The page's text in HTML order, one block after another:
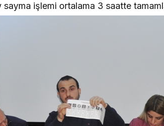
sayma işlemi ortalama 3 saatte